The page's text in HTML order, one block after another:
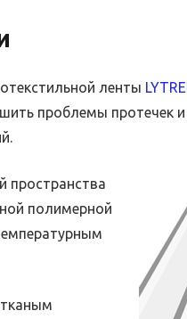
ленты
проблемы протечек и
пространства
полимерной